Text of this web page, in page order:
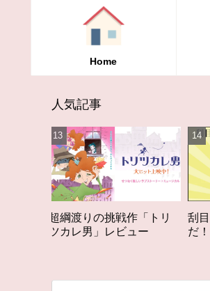
Home
人気記事
刮目せよ、これが僧侶枠
だ！「僧侶枠アニメ」特